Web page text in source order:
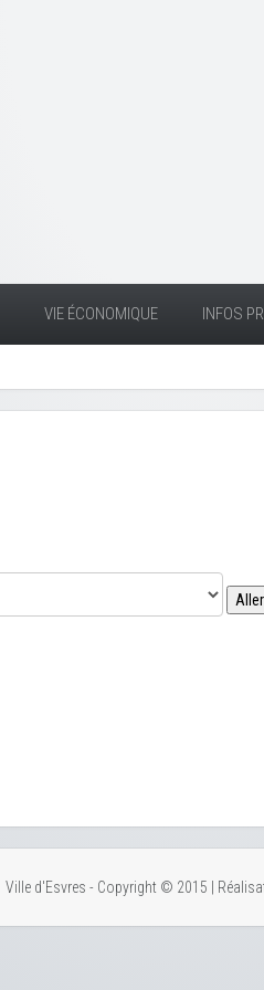
VIE ÉCONOMIQUE INFOS
Ville d'Esvres - Copyright © 2015 |